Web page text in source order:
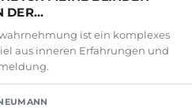
DER
ist ein komplexes
aus inneren Erfahrungen und